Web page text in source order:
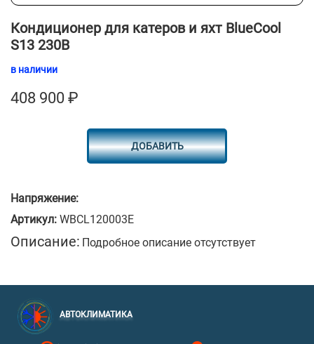
Кондиционер для катеров и яхт BlueCool
S13 230В
в наличии
408 900 ₽
ДОБАВИТЬ
Напряжение:
Артикул: WBCL120003E
Описание: Подробное описание отсутствует
АВТОКЛИМАТИКА